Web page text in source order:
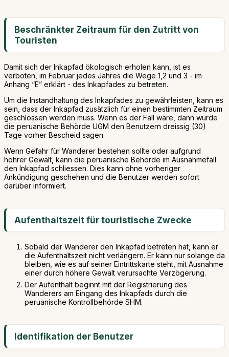
Beschränkter Zeitraum für den Zutritt von
Touristen
Damit sich der Inkapfad ökologisch erholen kann, ist es
verboten, im Februar jedes Jahres die Wege 1,2 und 3 - im
Anhang “E” erklärt - des Inkapfades zu betreten.
Um die Instandhaltung des Inkapfades zu gewährleisten, kann es
sein, dass der Inkapfad zusätzlich für einen bestimmten Zeitraum
geschlossen werden muss. Wenn es der Fall wäre, dann würde
die peruanische Behörde UGM den Benutzern dreissig (30)
Tage vorher Bescheid sagen.
Wenn Gefahr für Wanderer bestehen sollte oder aufgrund
höhrer Gewalt, kann die peruanische Behörde im Ausnahmefall
den Inkapfad schliessen. Dies kann ohne vorheriger
Ankündigung geschehen und die Benutzer werden sofort
darüber informiert.
Aufenthaltszeit für touristische Zwecke
Sobald der Wanderer den Inkapfad betreten hat, kann er
die Aufenthaltszeit nicht verlängern. Er kann nur solange da
bleiben, wie es auf seiner Eintrittskarte steht, mit Ausnahme
einer durch höhere Gewalt verursachte Verzögerung.
Der Aufenthalt beginnt mit der Registrierung des
Wanderers am Eingang des Inkapfads durch die
peruanische Kontrollbehörde SHM.
Identifikation der Benutzer